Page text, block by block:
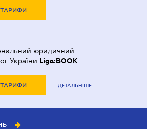
ТАРИФИ
юридичний
України Liga:BOOK
ТАРИФИ ДЕТАЛЬНІШЕ